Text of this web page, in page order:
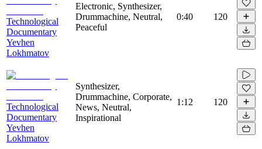
Technological
Documentary
Yevhen
Lokhmatov
Electronic, Synthesizer,
Drummachine, Neutral,
Peaceful
0:40 120
Technological
Documentary
Yevhen
Lokhmatov
Synthesizer,
Drummachine, Corporate,
News, Neutral,
Inspirational
1:12 120